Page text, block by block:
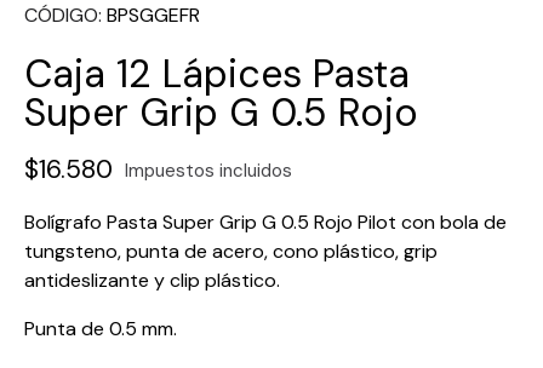
CÓDIGO BPSGGEFR
Caja 12 Lápices Pasta
Super Grip G 0.5 Rojo
$16.580 Impuestos incluidos
Bolígrafo Pasta Super Grip G 0.5 Rojo Pilot con bola de
tungsteno, punta de acero, cono plástico, grip
antideslizante y clip plástico.
Punta de 0.5 mm.